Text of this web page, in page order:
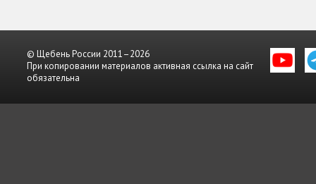
© Щебень России 2011–2026
При копировании материалов активная ссылка на сайт
обязательна